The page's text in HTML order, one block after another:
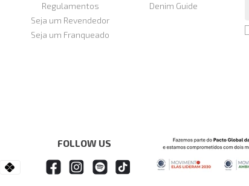
Regulamentos
Seja um Revendedor
Seja um Franqueado
Denim Guide
FOLLOW US